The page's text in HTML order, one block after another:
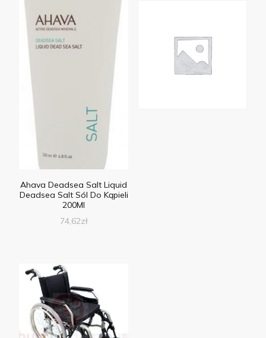
Ahava Deadsea Salt Liquid
Deadsea Salt Sól Do Kąpieli
200Ml
74,62zł